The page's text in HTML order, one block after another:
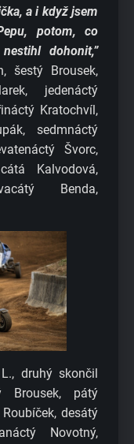
a i když jsem
potom, co
dohonit,”
šestý Brousek,
jedenáctý
Kratochvíl,
sedmnáctý
Švorc,
Kalvodová,
Benda,
druhý skončil
Brousek, pátý
desátý
Novotný,